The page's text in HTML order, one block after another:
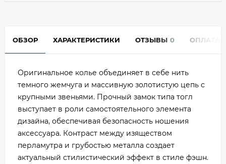
ОБЗОР ХАРАКТЕРИСТИКИ ОТЗЫВЫ 0 ОПЛАТА
Оригинальное колье объединяет в себе нить
темного жемчуга и массивную золотистую цепь с
крупными звеньями. Прочный замок типа тогл
выступает в роли самостоятельного элемента
дизайна, обеспечивая безопасность ношения
аксессуара. Контраст между изяществом
перламутра и грубостью металла создает
актуальный стилистический эффект в стиле фэшн.